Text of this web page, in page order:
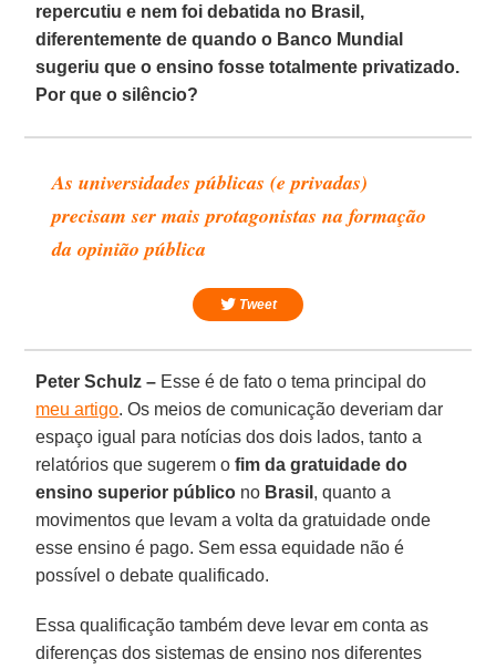
repercutiu e nem foi debatida no Brasil,
diferentemente de quando o Banco Mundial
sugeriu que o ensino fosse totalmente privatizado.
Por que o silêncio?
As universidades públicas (e privadas)
precisam ser mais protagonistas na formação
da opinião pública
Tweet
Peter Schulz – Esse é de fato o tema principal do
meu artigo. Os meios de comunicação deveriam dar
espaço igual para notícias dos dois lados, tanto a
relatórios que sugerem ofim da gratuidade do
ensino superior público no Brasil , quanto a
movimentos que levam a volta da gratuidade onde
esse ensino é pago. Sem essa equidade não é
possível o debate qualificado.
Essa qualificação também deve levar em conta as
diferenças dos sistemas de ensino nos diferentes